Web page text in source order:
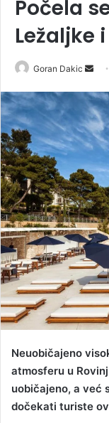
Počela
Ležaljke
Goran Dakic
n
d
a
e
m
a
i
l
Neuobičajeno
atmosferu u
uobičajeno, a već
dočekati turiste